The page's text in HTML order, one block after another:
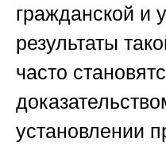
гражданской и
результаты
часто
установлении